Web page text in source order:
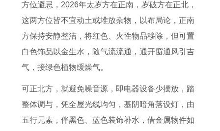
方位避忌，2026年太岁方在正南，岁破方在正北，
这两方位皆不宜动土或堆放杂物，以布局论，正南
方保持安静整洁，将红色、火性物品移除，但可置
白色饰品以金生水，随气流流通，通开窗通风引吉
气，接绿色植物缓燥气。
可正北方，就避免噪音源，即电器设备少摆放，踏
整体调与，凭全屋光线均匀，基阴暗角落设灯，由
五行元素，伴黑色、蓝色装饰补水，借金属物件如